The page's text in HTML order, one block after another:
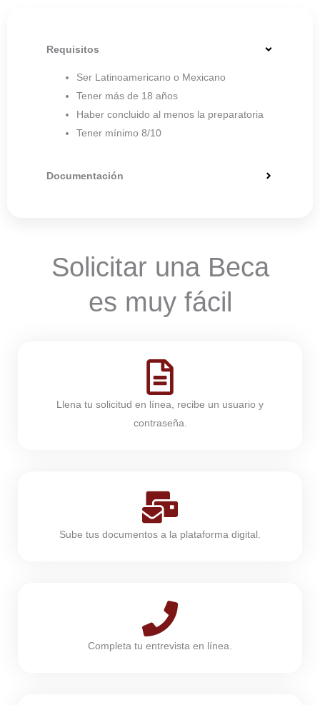
Requisitos
Ser Latinoamericano o Mexicano
Tener más de 18 años
Haber concluido al menos la preparatoria
Tener mínimo 8/10
Documentación
Solicitar una Beca
es muy fácil
Llena tu solicitud en línea, recibe un usuario y
contraseña.
Sube tus documentos a la plataforma digital.
Completa tu entrevista en línea.